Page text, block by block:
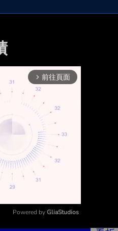
arrow_forward_ios 前往頁面
Powered by GliaStudios